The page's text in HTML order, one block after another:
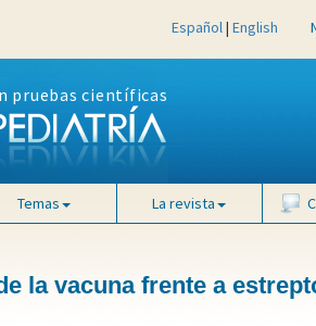
Español| English
pruebas científicas
Temas La revista
la vacuna frente a